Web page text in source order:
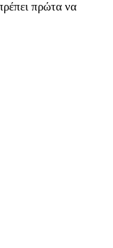
πρώτα να